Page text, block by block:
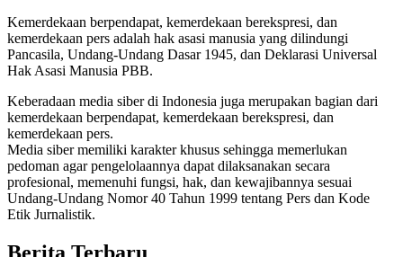
Kemerdekaan berpendapat, kemerdekaan berekspresi, dan
kemerdekaan pers adalah hak asasi manusia yang dilindungi
Pancasila, Undang-Undang Dasar 1945, dan Deklarasi Universal
Hak Asasi Manusia PBB.
Keberadaan media siber di Indonesia juga merupakan bagian dari
kemerdekaan berpendapat, kemerdekaan berekspresi, dan
kemerdekaan pers.
Media siber memiliki karakter khusus sehingga memerlukan
pedoman agar pengelolaannya dapat dilaksanakan secara
profesional, memenuhi fungsi, hak, dan kewajibannya sesuai
Undang-Undang Nomor 40 Tahun 1999 tentang Pers dan Kode
Etik Jurnalistik.
Berita Terbaru